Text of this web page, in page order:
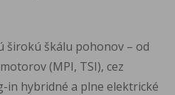
širokú škálu pohonov – od
(MPI, TSI), cez
in hybridné a plne elektrické